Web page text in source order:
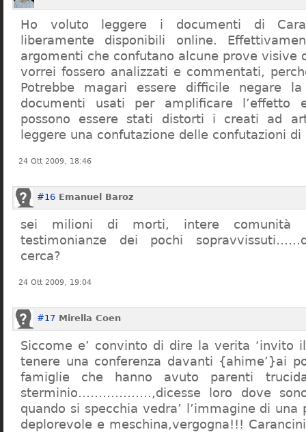
Ho voluto leggere i documenti di
liberamente disponibili online.
argomenti che confutano alcune prove visive
vorrei fossero analizzati e commentati,
Potrebbe magari essere difficile negare
documenti usati per amplificare l’effetto
possono essere stati distorti i creati ad
leggere una confutazione delle confutazioni di
24 Ott 2009, 18:46
#16 Emanuel Baroz
sei milioni di morti, intere comunità
testimonianze dei pochi
cerca?
24 Ott 2009, 19:04
#17 Mirella Coen
Siccome e’ convinto di dire la verita ‘invito
tenere una conferenza davanti {ahime’}ai
famiglie che hanno avuto parenti
sterminio………………,dicesse loro dove
quando si specchia vedra’ l’immagine di una
deplorevole e meschina,vergogna!!!